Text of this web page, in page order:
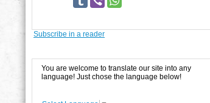
Subscribe in a reader
You are welcome to translate our site into any
language! Just chose the language below!